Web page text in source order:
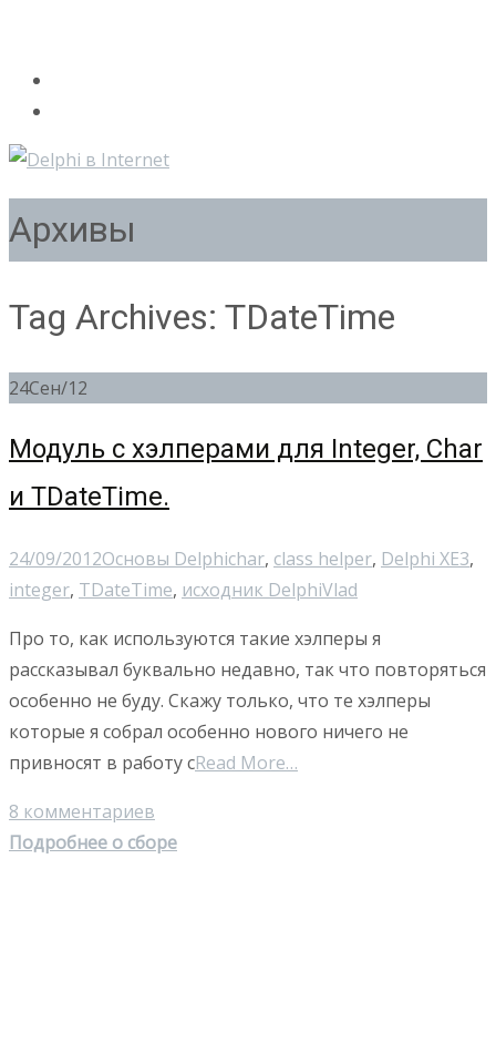
Архивы
Tag Archives: TDateTime
24Сен/12
Модуль с хэлперами для Integer, Char
и TDateTime.
24/09/2012Основы Delphichar, class helper, Delphi XE3,
integer, TDateTime, исходник DelphiVlad
Про то, как используются такие хэлперы я
рассказывал буквально недавно, так что повторяться
особенно не буду. Скажу только, что те хэлперы
которые я собрал особенно нового ничего не
привносят в работу сRead More…
8 комментариев
Подробнее о сборе